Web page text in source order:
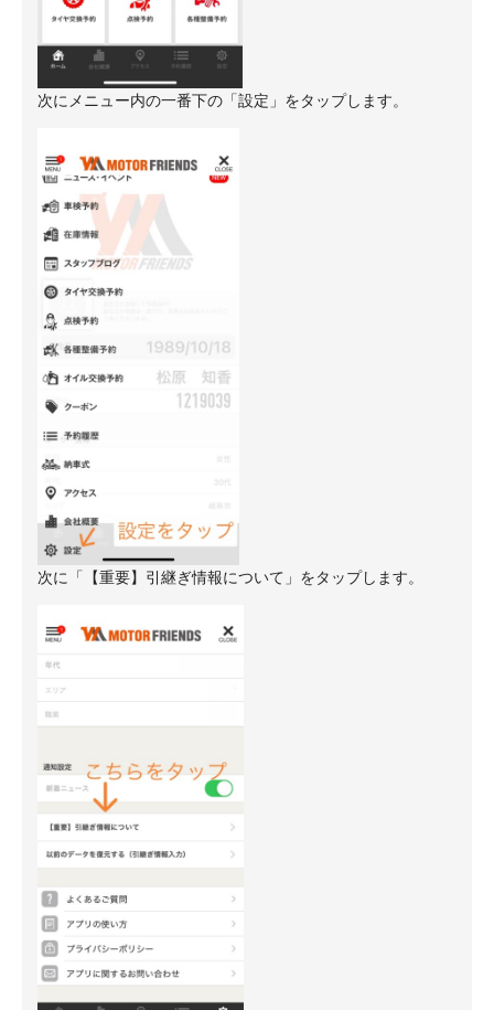
次にメニュー内の一番下の「設定」をタップします。
次に「【重要】引継ぎ情報について」をタップします。